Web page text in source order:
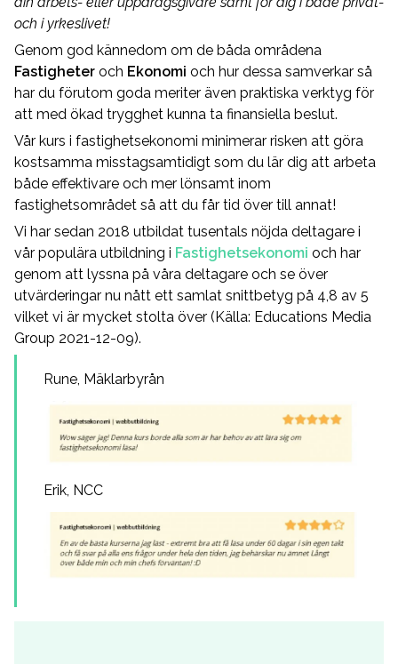
och i yrkeslivet!
Genom god kännedom om de båda områdena
Fastigheter och Ekonomi och hur dessa samverkar så
har du förutom goda meriter även praktiska verktyg för
att med ökad trygghet kunna ta finansiella beslut.
Vår kurs i fastighetsekonomi minimerar risken att göra
kostsamma misstagsamtidigt som du lär dig att arbeta
både effektivare och mer lönsamt inom
fastighetsområdet så att du får tid över till annat!
Vi har sedan 2018 utbildat tusentals nöjda deltagare i
vår populära utbildning i Fastighetsekonomi och har
genom att lyssna på våra deltagare och se över
utvärderingar nu nått ett samlat snittbetyg på 4,8 av 5
vilket vi är mycket stolta över (Källa: Educations Media
Group 2021-12-09).
Rune, Mäklarbyrån
Erik, NCC